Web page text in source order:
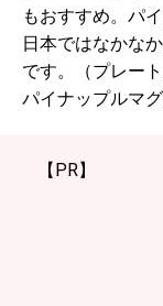
もおすすめ。パ
日本ではなかな
です。（プレー
パイナップルマグ
【PR】